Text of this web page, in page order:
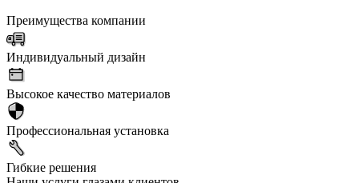
Преимущества компании
Индивидуальный дизайн
Высокое качество материалов
Профессиональная установка
Гибкие решения